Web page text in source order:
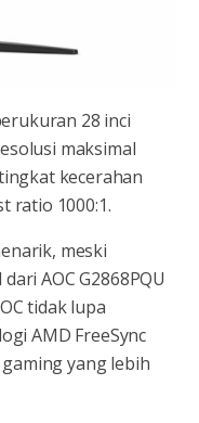
28 inci
maksimal
kecerahan
ratio 1000:1.
meski
AOC G2868PQU
tidak lupa
AMD FreeSync
yang lebih